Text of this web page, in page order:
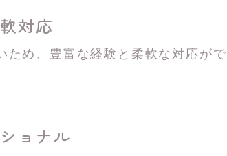
対応
め、豊富な経験と柔軟な対応が
ョナル